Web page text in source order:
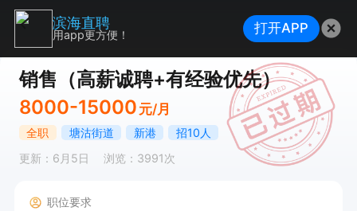
销售（高薪诚聘+有经验优先）
8000-15000 元/月
全职 塘沽街道 新港
招10人
更新：6月5日
浏览：3991次
职位要求
滨海直聘
用app更方便！ 打开APP